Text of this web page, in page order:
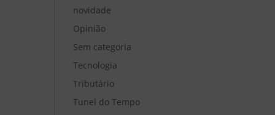
novidade
Opinião
Sem categoria
Tecnologia
Tributário
Tunel do Tempo